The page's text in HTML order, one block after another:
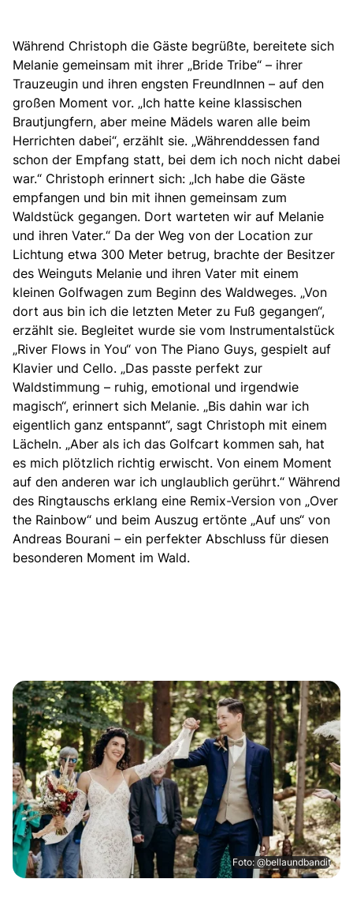
Während Christoph die Gäste begrüßte, bereitete sich
Melanie gemeinsam mit ihrer „Bride Tribe“ – ihrer
Trauzeugin und ihren engsten FreundInnen – auf den
großen Moment vor. „Ich hatte keine klassischen
Brautjungfern, aber meine Mädels waren alle beim
Herrichten dabei“, erzählt sie. „Währenddessen fand
schon der Empfang statt, bei dem ich noch nicht dabei
war.“ Christoph erinnert sich: „Ich habe die Gäste
empfangen und bin mit ihnen gemeinsam zum
Waldstück gegangen. Dort warteten wir auf Melanie
und ihren Vater.“ Da der Weg von der Location zur
Lichtung etwa 300 Meter betrug, brachte der Besitzer
des Weinguts Melanie und ihren Vater mit einem
kleinen Golfwagen zum Beginn des Waldweges. „Von
dort aus bin ich die letzten Meter zu Fuß gegangen“,
erzählt sie. Begleitet wurde sie vom Instrumentalstück
„River Flows in You“ von The Piano Guys, gespielt auf
Klavier und Cello. „Das passte perfekt zur
Waldstimmung – ruhig, emotional und irgendwie
magisch“, erinnert sich Melanie. „Bis dahin war ich
eigentlich ganz entspannt“, sagt Christoph mit einem
Lächeln. „Aber als ich das Golfcart kommen sah, hat
es mich plötzlich richtig erwischt. Von einem Moment
auf den anderen war ich unglaublich gerührt.“ Während
des Ringtauschs erklang eine Remix-Version von „Over
the Rainbow“ und beim Auszug ertönte „Auf uns“ von
Andreas Bourani – ein perfekter Abschluss für diesen
besonderen Moment im Wald.
Foto: @bellaundbandit